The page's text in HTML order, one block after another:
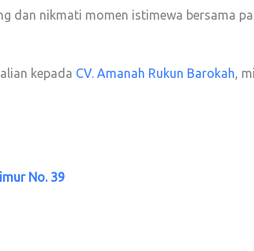
dan nikmati momen istimewa bersama
kepada CV. Amanah Rukun Barokah,
No. 39